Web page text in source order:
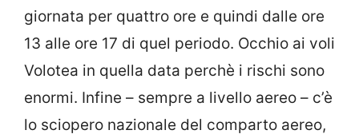
giornata per quattro ore e quindi dalle ore
13 alle ore 17 di quel periodo. Occhio ai voli
Volotea in quella data perchè i rischi sono
enormi. Infine – sempre a livello aereo – c’è
lo sciopero nazionale del comparto aereo,